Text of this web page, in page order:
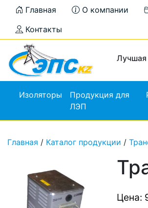
Главная О компании
Контакты
Лучшая
Изоляторы
Продукция для
ЛЭП
Главная / Каталог продукции /
Цена: